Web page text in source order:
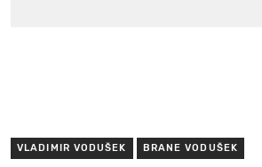
VLADIMIR VODUŠEK BRANE VODUŠEK